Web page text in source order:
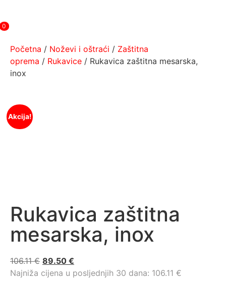
0
Početna / Noževi i oštraći / Zaštitna
oprema / Rukavice / Rukavica zaštitna mesarska,
inox
Akcija!
Rukavica zaštitna
mesarska, inox
106.11€ 89.50 €
Najniža cijena u posljednjih 30 dana: 106.11 €